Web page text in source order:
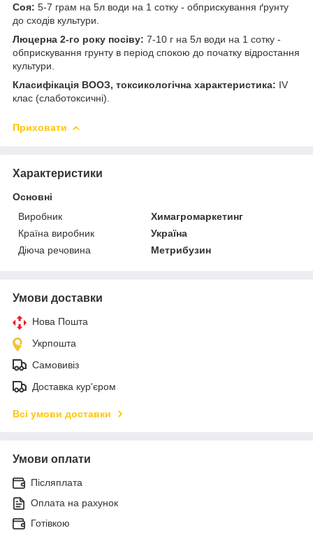
Соя: 5-7 грам на 5л води на 1 сотку - обприскування ґрунту
до сходів культури.
Люцерна 2-го року посіву: 7-10 г на 5л води на 1 сотку -
обприскування грунту в період спокою до початку відростання
культури.
Класифікація ВООЗ, токсикологічна характеристика: ІV
клас (слаботоксичні).
Приховати
Характеристики
Основні
Виробник
Химагромаркетинг
Країна виробник
Україна
Діюча речовина
Метрибузин
Умови доставки
Нова Пошта
Укрпошта
Самовивіз
Доставка кур'єром
Всі умови доставки
Умови оплати
Післяплата
Оплата на рахунок
Готівкою